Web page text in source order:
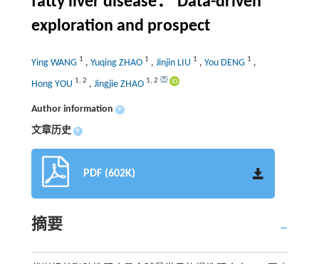
exploration and prospect
Ying WANG 1 , Yuqing ZHAO 1 , Jinjin LIU 1 , You DENG 1 ,
Hong YOU 1, 2 , Jingjie ZHAO 1, 2
Author information +
文章历史 +
PDF (602K)
摘要